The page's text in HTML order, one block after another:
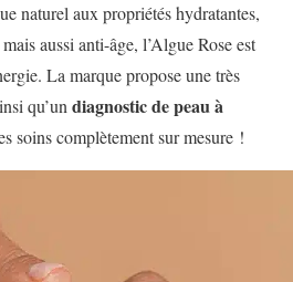
naturel aux propriétés hydratantes,
aussi anti-âge, l’Algue Rose est
La marque propose une très
qu’undiagnostic de peau à
soins complètement sur mesure !